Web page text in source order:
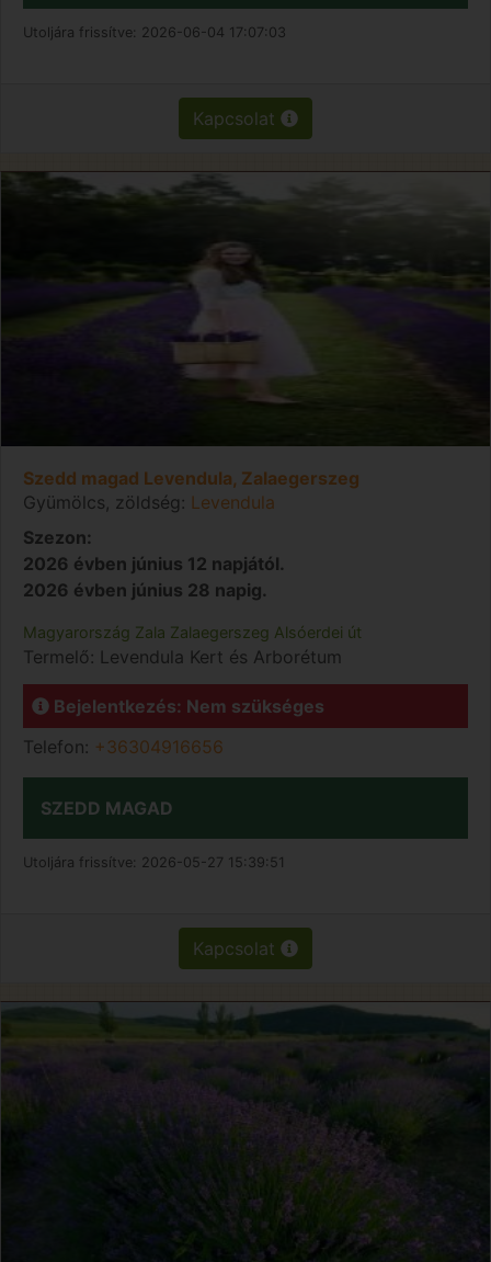
Utoljára frissítve: 2026-06-04 17:07:03
Kapcsolat
Szedd magad Levendula, Zalaegerszeg
Gyümölcs, zöldség: Levendula
Szezon:
2026 évben június 12 napjától.
2026 évben június 28 napig.
Magyarország Zala Zalaegerszeg Alsóerdei út
Termelő: Levendula Kert és Arborétum
Bejelentkezés: Nem szükséges
Telefon: +36304916656
SZEDD MAGAD
Utoljára frissítve: 2026-05-27 15:39:51
Kapcsolat